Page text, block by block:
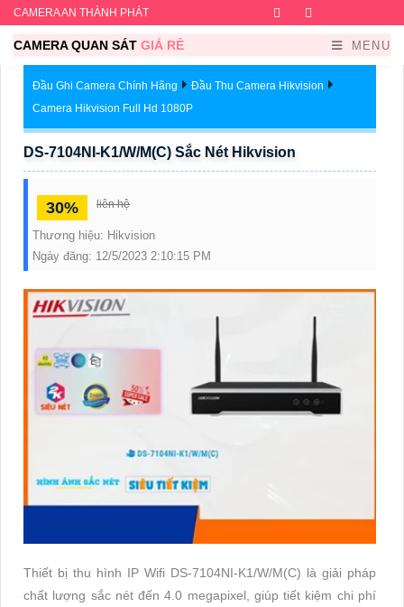
CAMERA AN THÀNH PHÁT Facebook
CAMERA QUAN SÁT GIÁ RẺ MENU
Đầu Ghi Camera Chính Hãng
Đầu Thu Camera Hikvision
Camera Hikvision Full Hd 1080P
DS-7104NI-K1/W/M(C) Sắc Nét Hikvision
30% liên hệ
Thương hiệu: Hikvision
Ngày đăng: 12/5/2023 2:10:15 PM
Thiết bị thu hình IP Wifi DS-7104NI-K1/W/M(C) là giải pháp
chất lượng sắc nét đến 4.0 megapixel, giúp tiết kiệm chi phí